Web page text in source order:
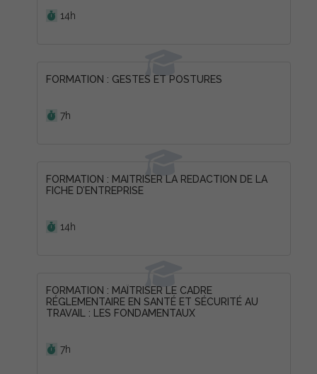
14h
FORMATION : GESTES ET POSTURES
7h
FORMATION : MAITRISER LA REDACTION DE LA
FICHE D’ENTREPRISE
14h
FORMATION : MAÎTRISER LE CADRE
RÉGLEMENTAIRE EN SANTÉ ET SÉCURITÉ AU
TRAVAIL : LES FONDAMENTAUX
7h